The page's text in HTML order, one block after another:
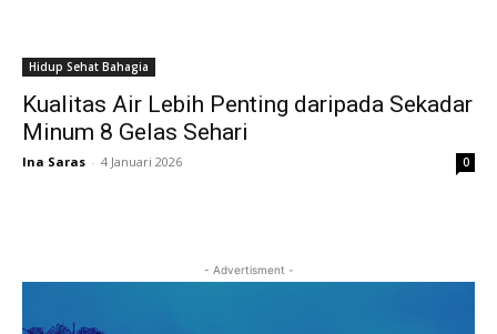
Hidup Sehat Bahagia
Kualitas Air Lebih Penting daripada Sekadar
Minum 8 Gelas Sehari
Ina Saras - 4 Januari 2026 0
- Advertisment -